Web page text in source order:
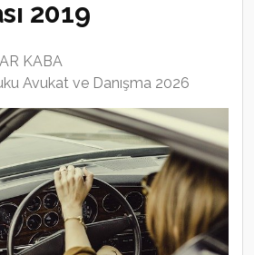
2019
KABA
Avukat ve Danışma 2026